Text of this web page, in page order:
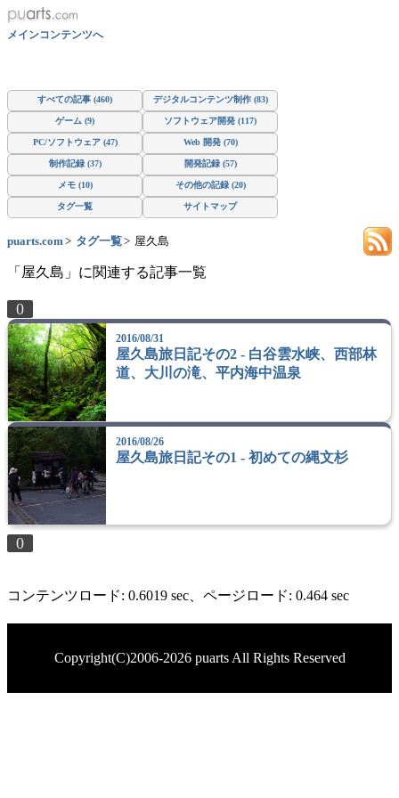
メインコンテンツへ
すべての記事 (460) デジタルコンテンツ制作 (83)
ゲーム (9) ソフトウェア開発 (117)
PC/ソフトウェア (47) Web 開発 (70)
制作記録 (37) 開発記録 (57)
メモ (10) その他の記録 (20)
タグ一覧 サイトマップ
puarts.com タグ一覧 屋久島
「屋久島」に関連する記事一覧
0
2016/08/31
屋久島旅日記その2 - 白谷雲水峡、西部林
道、大川の滝、平内海中温泉
2016/08/26
屋久島旅日記その1 - 初めての縄文杉
0
コンテンツロード: 0.6019 sec 、ページロード: 0.464 sec
Copyright(C)2006-2026 puarts All Rights Reserved